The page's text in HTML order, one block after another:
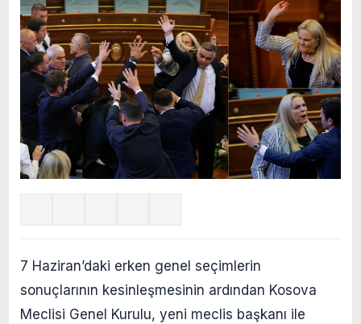
7 Haziran’daki erken genel seçimlerin
sonuçlarının kesinleşmesinin ardından Kosova
Meclisi Genel Kurulu, yeni meclis başkanı ile